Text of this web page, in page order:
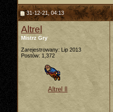
31-12-21, 04:13
Altrel
Mistrz Gry
Zarejestrowany: Lip 2013
Postów: 1,372
Altrel ll